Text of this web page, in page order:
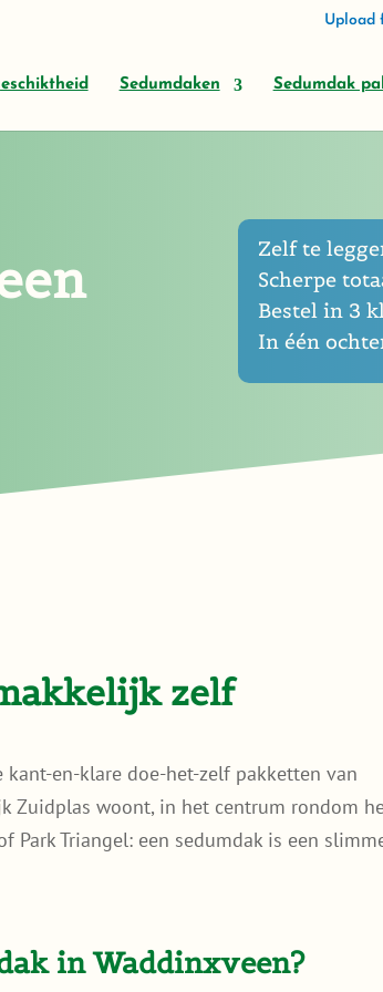
Upload
Sedumdaken Sedumdak
Zelf te
Scherpe
Bestel in 3
In één
zelf
kant-en-klare doe-het-zelf pakketten van
Zuidplas woont, in het centrum rondom
Park Triangel: een sedumdak is een
in Waddinxveen?